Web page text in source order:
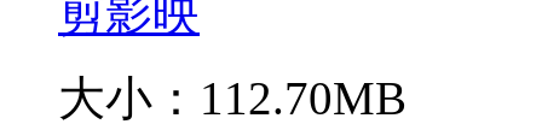
剪影映
大小：112.70MB